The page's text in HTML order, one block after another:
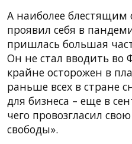
А наиболее блестящим
проявил себя в
пришлась большая
Он не стал вводить
крайне осторожен в
раньше всех в стране
для бизнеса – еще в
чего провозгласил
свободы».